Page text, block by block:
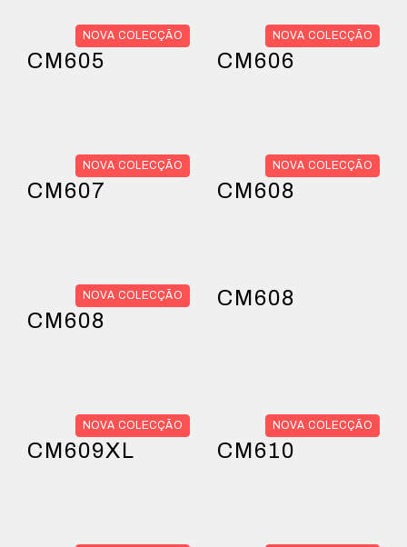
NOVA COLECÇÃO
CM605
NOVA COLECÇÃO
CM606
NOVA COLECÇÃO
CM607
NOVA COLECÇÃO
CM608
NOVA COLECÇÃO
CM608
CM608
NOVA COLECÇÃO
CM609XL
NOVA COLECÇÃO
CM610